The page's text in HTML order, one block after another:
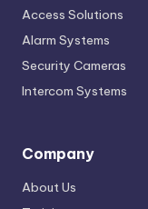
Access Solutions
Alarm Systems
Security Cameras
Intercom Systems
Company
About Us